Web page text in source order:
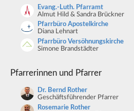
Evang.-Luth. Pfarramt
Almut Hild & Sandra Brückner
Pfarrbüro Apostelkirche
Diana Lehnart
Pfarrbüro Versöhnungskirche
Simone Brandstädter
Pfarrerinnen und Pfarrer
Dr. Bernd Rother
Geschäftsführender Pfarrer
Rosemarie Rother